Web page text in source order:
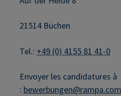
21514 Büchen
Tel.: +49 (0) 4155 81 41-0
Envoyer les candidatures à
: bewerbungen@rampa.com